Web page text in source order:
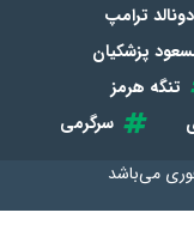
دونالد ترامپ
پزشکیان
تنگه هرمز
سرگرمی
می‌باشد